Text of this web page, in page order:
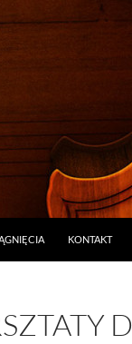
KONTAKT